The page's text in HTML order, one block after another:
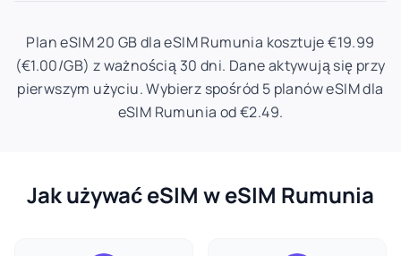
Plan eSIM 20 GB dla eSIM Rumunia kosztuje €19.99
(€1.00/GB) z ważnością 30 dni. Dane aktywują się przy
pierwszym użyciu. Wybierz spośród 5 planów eSIM dla
eSIM Rumunia od €2.49.
Jak używać eSIM w eSIM Rumunia